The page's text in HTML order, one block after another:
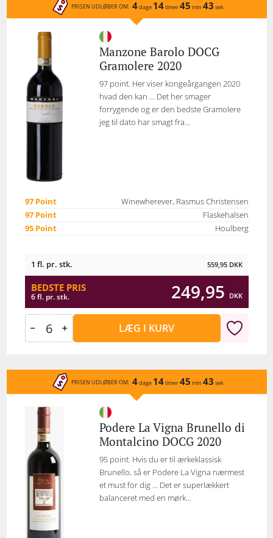
PRISEN UDLØBER OM: 4dage 14timer45 min 43 sek
Manzone Barolo DOCG
Gramolere 2020
97 point. Her viser kongeårgangen 2020
hvad den kan ... Det her smager
forrygende og er den bedste Gramolere
jeg til dato har smagt fra...
97 Point
Winewherever, Rasmus Christensen
97 Point
Flaskehalsen
95 Point
Houlberg
1 fl. pr. stk. 559,95 DKK
BEDSTE PRIS
6 fl. pr. stk. 249,95 DKK
LÆG I KURV
PRISEN UDLØBER OM: 4dage 14timer45 min 43 sek
Podere La Vigna Brunello di
Montalcino DOCG 2020
95 point. Hvis du er til ærkeklassisk
Brunello, så er Podere La Vigna nærmest
et must for dig ... Det er superlækkert
balanceret med en mørk...